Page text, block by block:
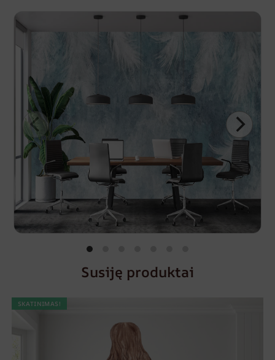
Susiję produktai
SKATINIMAS!